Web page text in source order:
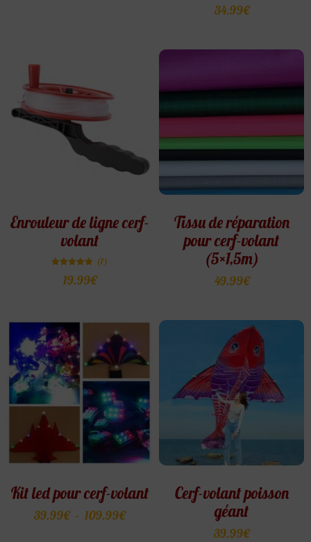
34.99€
Enrouleur de ligne cerf-
volant
4.86
(7)
19.99€
Tissu de réparation
pour cerf-volant
(5×1,5m)
49.99€
Kit led pour cerf-volant
39.99€ – 109.99€
Cerf-volant poisson
géant
39.99€